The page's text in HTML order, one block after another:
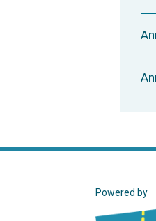
Powered by